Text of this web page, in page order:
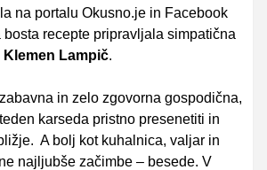
na portalu Okusno.je in Facebook
bosta recepte pripravljala simpatična
Klemen Lampič.
in zelo zgovorna gospodična,
karseda pristno presenetiti in
A bolj kot kuhalnica, valjar in
najljubše začimbe – besede. V